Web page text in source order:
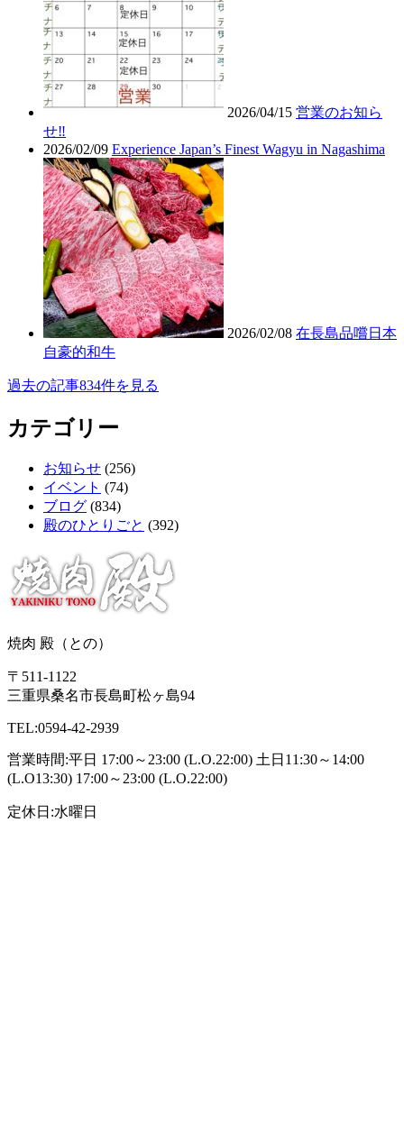
2026/04/15 営業のお知ら
せ‼︎
2026/02/09 Experience Japan’s Finest Wagyu in Nagashima
2026/02/08 在長島品嚐日本
自豪的和牛
過去の記事834件を見る
カテゴリー
お知らせ (256)
イベント (74)
ブログ (834)
殿のひとりごと (392)
焼肉 殿（との）
〒511-1122
三重県桑名市長島町松ヶ島94
TEL:0594-42-2939
営業時間:平日 17:00～23:00 (L.O.22:00) 土日11:30～14:00
(L.O13:30) 17:00～23:00 (L.O.22:00)
定休日:水曜日